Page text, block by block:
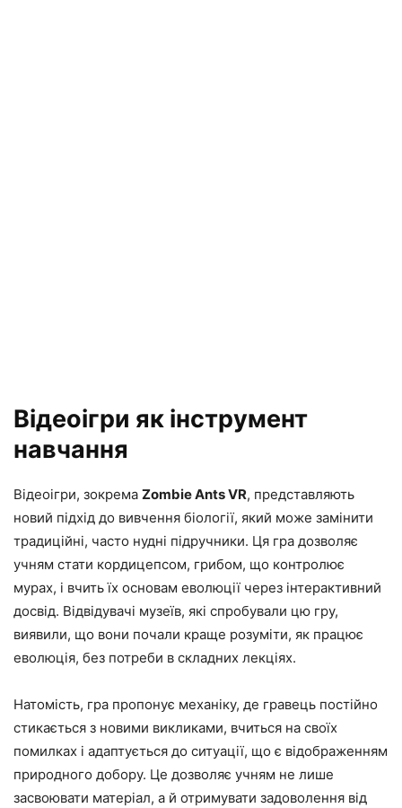
Відеоігри як інструмент
навчання
Відеоігри, зокрема Zombie Ants VR, представляють
новий підхід до вивчення біології, який може замінити
традиційні, часто нудні підручники. Ця гра дозволяє
учням стати кордицепсом, грибом, що контролює
мурах, і вчить їх основам еволюції через інтерактивний
досвід. Відвідувачі музеїв, які спробували цю гру,
виявили, що вони почали краще розуміти, як працює
еволюція, без потреби в складних лекціях.
Натомість, гра пропонує механіку, де гравець постійно
стикається з новими викликами, вчиться на своїх
помилках і адаптується до ситуації, що є відображенням
природного добору. Це дозволяє учням не лише
засвоювати матеріал, а й отримувати задоволення від